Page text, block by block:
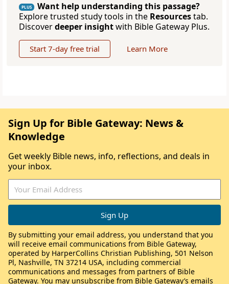
PLUS
Want help understanding this passage?
Explore trusted study tools in the Resourcestab.
Discoverdeeper insightwith Bible Gateway Plus.
Start 7-day free trial Learn More
Sign Up for Bible Gateway: News &
Knowledge
Get weekly Bible news, info, reflections, and deals in
your inbox.
By submitting your email address, you understand that you
will receive email communications from Bible Gateway,
operated by HarperCollins Christian Publishing, 501 Nelson
Pl, Nashville, TN 37214 USA, including commercial
communications and messages from partners of Bible
Gateway. You may unsubscribe from Bible Gateway’s emails